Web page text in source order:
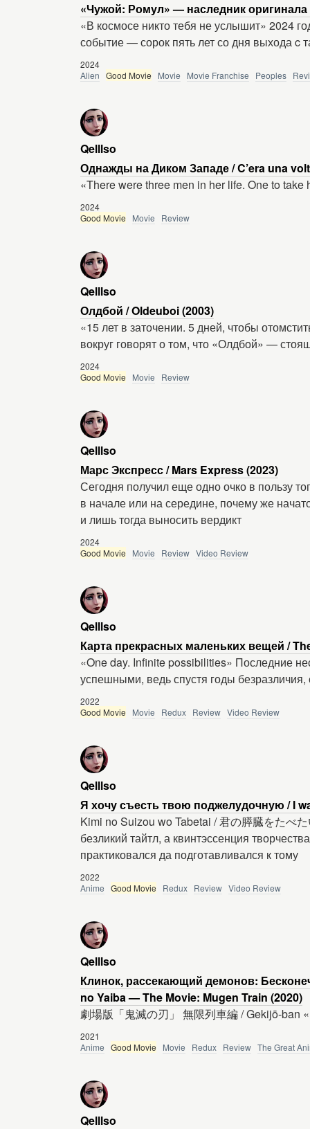
«Чужой: Ромул» — наследник оригинала
«В космосе никто тебя не услышит» 2024
событие — сорок пять лет со дня выхода c
2024
Alien Good Movie Movie Movie Franchise Peoples
Qelllso
Однажды на Диком Западе / C’era una
«There were three men in her life. One to
2024
Good Movie
Movie Review
Qelllso
Олдбой / Oldeuboi (2003)
«15 лет в заточении. 5 дней, чтобы
вокруг говорят о том, что «Олдбой» —
2024
Good Movie
Movie Review
Qelllso
Марс Экспресс / Mars Express (2023)
Сегодня получил еще одно очко в пользу
в начале или на середине, почему же
и лишь тогда выносить вердикт
2024
Good Movie
Movie Review Video Review
Qelllso
Карта прекрасных маленьких вещей /
«One day. Infinite possibilities» Последние
успешными, ведь спустя годы
2022
Good Movie
Movie Redux Review Video Review
Qelllso
Я хочу съесть твою поджелудочную / I
Kimi no Suizou wo Tabetai / 君の膵臓をたべ
безликий тайтл, а квинтэссенция
практиковался да подготавливался к тому
2022
Anime Good Movie Redux Review Video Review
Qelllso
Клинок, рассекающий демонов:
no Yaiba — The Movie: Mugen Train (2020)
劇場版「鬼滅の刃」 無限列車編 / Gekijō-ban
2021
Anime Good Movie Movie Redux Review The Great
Qelllso